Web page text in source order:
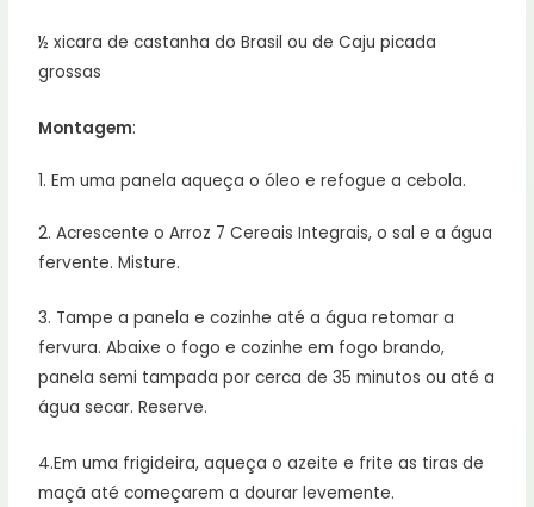
½ xicara de castanha do Brasil ou de Caju picada
grossas
Montagem:
1. Em uma panela aqueça o óleo e refogue a cebola.
2. Acrescente o Arroz 7 Cereais Integrais, o sal e a água
fervente. Misture.
3. Tampe a panela e cozinhe até a água retomar a
fervura. Abaixe o fogo e cozinhe em fogo brando,
panela semi tampada por cerca de 35 minutos ou até a
água secar. Reserve.
4.Em uma frigideira, aqueça o azeite e frite as tiras de
maçã até começarem a dourar levemente.